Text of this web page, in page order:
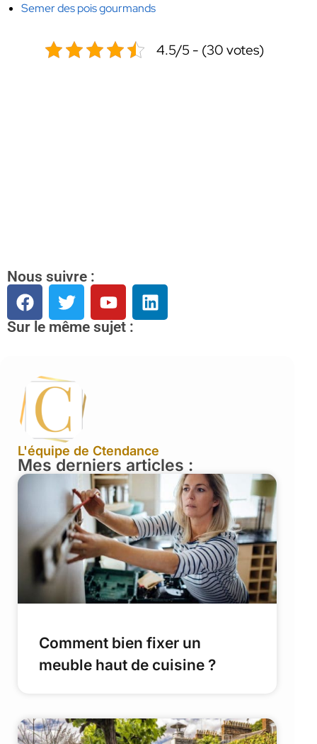
Semer des pois gourmands
4.5/5 - (30 votes)
Nous suivre :
Sur le même sujet :
L'équipe de Ctendance
Mes derniers articles :
Comment bien fixer un
meuble haut de cuisine ?